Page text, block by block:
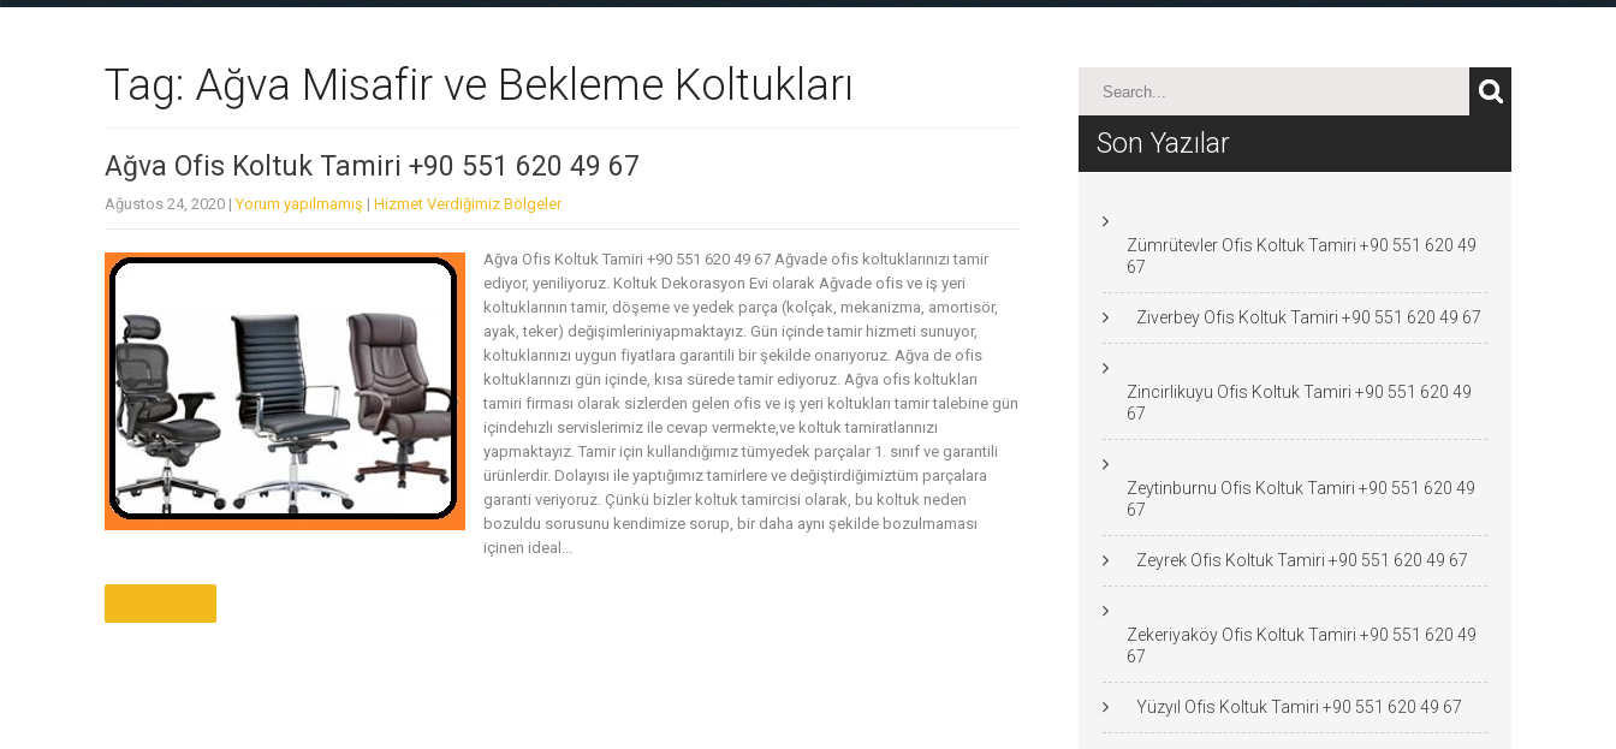
Tag: Ağva Misafir ve Bekleme Koltukları
Ağva Ofis Koltuk Tamiri +90 551 620 49 67
Ağustos 24, 2020 |Yorum yapılmamış | Hizmet Verdiğimiz Bölgeler
Ağva Ofis Koltuk Tamiri +90 551 620 49 67 Ağvade ofis koltuklarınızı tamir
ediyor, yeniliyoruz. Koltuk Dekorasyon Evi olarak Ağvade ofis ve iş yeri
koltuklarının tamir, döşeme ve yedek parça (kolçak, mekanizma, amortisör,
ayak, teker) değişimleriniyapmaktayız. Gün içinde tamir hizmeti sunuyor,
koltuklarınızı uygun fiyatlara garantili bir şekilde onarıyoruz. Ağva de ofis
koltuklarınızı gün içinde, kısa sürede tamir ediyoruz. Ağva ofis koltukları
tamiri firması olarak sizlerden gelen ofis ve iş yeri koltukları tamir talebine gün
içindehızlı servislerimiz ile cevap vermekte,ve koltuk tamiratlarınızı
yapmaktayız. Tamir için kullandığımız tümyedek parçalar 1. sınıf ve garantili
ürünlerdir. Dolayısı ile yaptığımız tamirlere ve değiştirdiğimiztüm parçalara
garanti veriyoruz. Çünkü bizler koltuk tamircisi olarak, bu koltuk neden
bozuldu sorusunu kendimize sorup, bir daha aynı şekilde bozulmaması
içinen ideal...
Son Yazılar
Zümrütevler Ofis Koltuk Tamiri +90 551 620 49
67
Ziverbey Ofis Koltuk Tamiri +90 551 620 49 67
Zincirlikuyu Ofis Koltuk Tamiri +90 551 620 49
67
Zeytinburnu Ofis Koltuk Tamiri +90 551 620 49
67
Zeyrek Ofis Koltuk Tamiri +90 551 620 49 67
Zekeriyaköy Ofis Koltuk Tamiri +90 551 620 49
67
Yüzyıl Ofis Koltuk Tamiri +90 551 620 49 67